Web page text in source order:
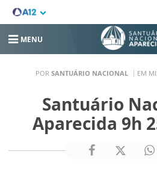
MENU
POR SANTUÁRIO NACIONAL EM
Santuário
Aparecida 9h